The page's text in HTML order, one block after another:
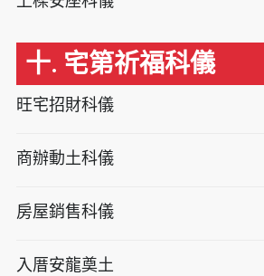
十. 宅第祈福科儀
旺宅招財科儀
商辦動土科儀
房屋銷售科儀
入厝安龍奠土